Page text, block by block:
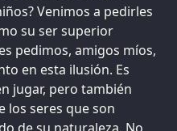
Venimos a pedirles
su ser superior
pedimos, amigos míos,
en esta ilusión. Es
jugar, pero también
los seres que son